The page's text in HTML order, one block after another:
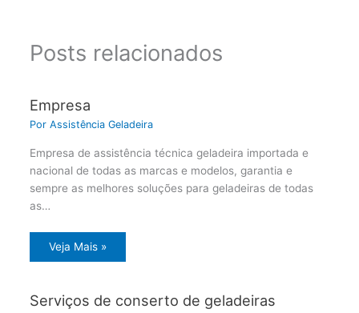
Posts relacionados
Empresa
Por Assistência Geladeira
Empresa de assistência técnica geladeira importada e
nacional de todas as marcas e modelos, garantia e
sempre as melhores soluções para geladeiras de todas
as…
Veja Mais »
Serviços de conserto de geladeiras